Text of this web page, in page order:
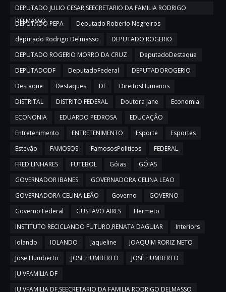
DEPUTADO JULIO CESAR,SEECRETARIO DA FAMILIA RODRIGO
DELMASSO
DEPUTADO PEPA
Deputado Roberio Negreiros
deputado Rodrigo Delmasso
DEPUTADO ROGERIO
DEPUTADO ROGERIO MORRO DA CRUZ
DeputadoDestaque
DEPUTADODF
DeputadoFederal
DEPUTADOROGERIO
Destaque
Destaques DF
DireitosHumanos
DISTRITAL
DISTRITO FEDERAL Doutora Jane
Economia
ECONONIA
EDUARDO PEDROSA
EDUCAÇÃO
Entretenimento
ENTRETENIMENTO Esporte
Esportes
Estevão
FAMOSOS FamososPolíticos
FEDERAL
FRED LINHARES
FUTEBOL Góias
GÓIAS
GOVERNADOR IBANES
GOVERNADORA CELINA LEAO
GOVERNADORA CELINA LEÃO
Governo
GOVERNO
Governo Federal
GUSTAVO AIRES
Hermeto
INSTITUTO RECICLANDO FUTURO,RENATA DAGUIAR
Interiors
Iolando
IOLANDO Jaqueline
JOAQUIM RORIZ NETO
Jose Humberto
JOSE HUMBERTO
JOSÉ HUMBERTO
JU VFAMILIA DF
JU VFAMILIA DF,SEECRETARIO DA FAMILIA RODRIGO DELMASSO